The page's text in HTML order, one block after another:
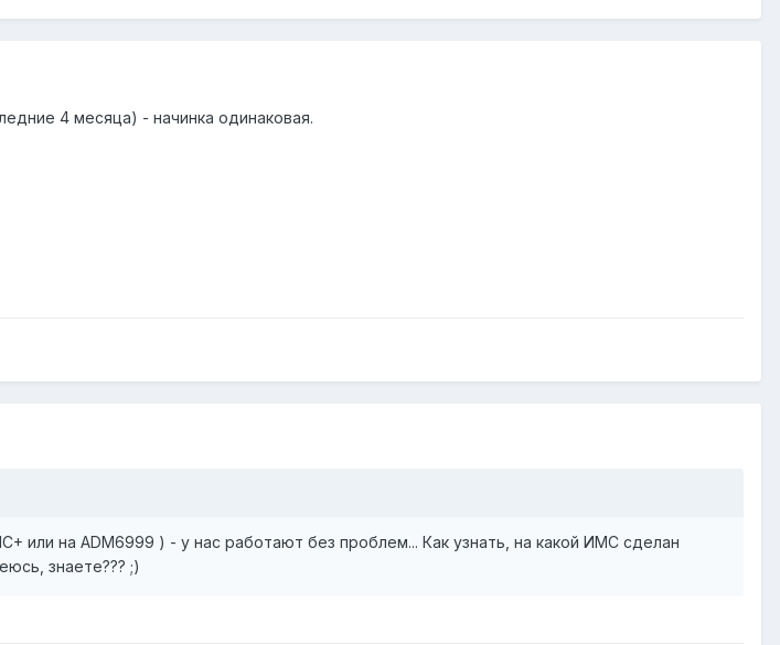
4 месяца) - начинка одинаковая.
или на ADM6999 ) - у нас работают без проблем... Как узнать, на какой ИМС сделан
знаете??? ;)